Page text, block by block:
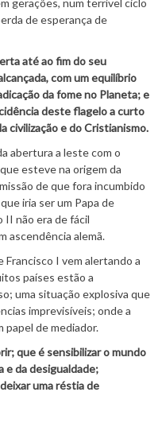
de esperança de
até ao fim do seu
com um equilíbrio
da fome no Planeta; e
deste flagelo a curto
civilização e do Cristianismo.
abertura a leste com o
esteve na origem da
de que fora incumbido
iria ser um Papa de
II não era de fácil
ascendência alemã.
I vem alertando a
países estão a
uma situação explosiva que
imprevisíveis; onde a
papel de mediador.
que é sensibilizar o mundo
e da desigualdade;
uma réstia de